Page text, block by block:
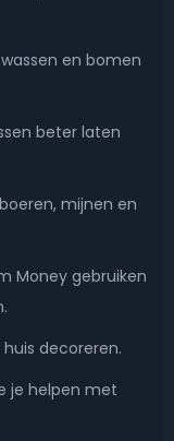
en bomen
beter laten
mijnen en
Money gebruiken
decoreren.
je helpen met